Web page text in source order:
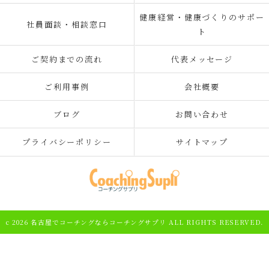
社員面談・相談窓口
健康経営・健康づくりのサポー
ト
ご契約までの流れ 代表メッセージ
ご利用事例 会社概要
ブログ お問い合わせ
プライバシーポリシー サイトマップ
c 2026 名古屋でコーチングならコーチングサプリ ALL RIGHTS RESERVED.